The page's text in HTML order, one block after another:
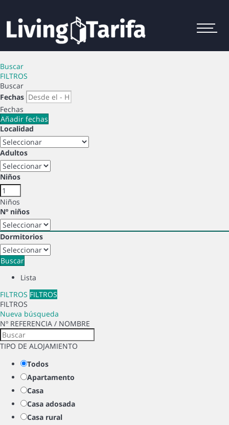
Menu
Buscar
FILTROS
Buscar
Fechas
Fechas
Añadir fechas
Localidad
Adultos
Niños
Niños
Nº niños
Dormitorios
Buscar
Lista
FILTROS FILTROS
FILTROS
Nueva búsqueda
Nº REFERENCIA / NOMBRE
TIPO DE ALOJAMIENTO
Todos
Apartamento
Casa
Casa adosada
Casa rural